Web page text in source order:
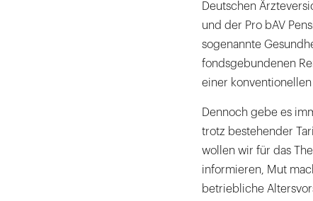
Deutschen
und der Pro bAV
sogenannte
fondsgebundenen
einer
Dennoch gebe es
trotz bestehender
wollen wir für das
informieren, Mut
betriebliche